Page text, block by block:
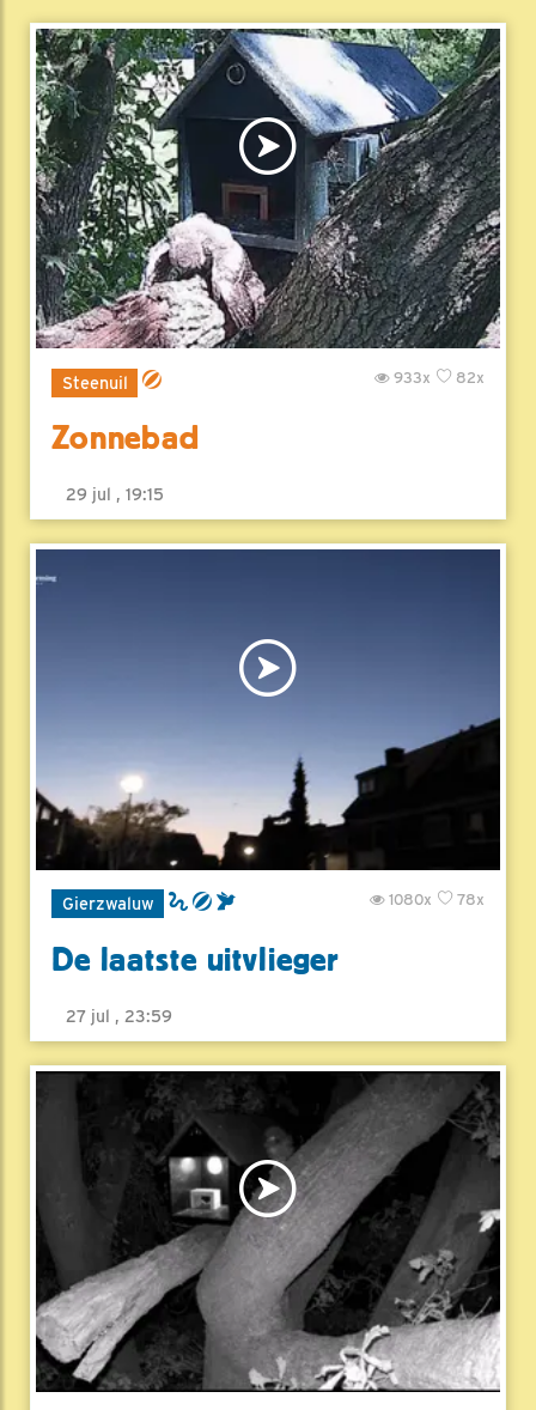
Steenuil 82x
933x
Zonnebad
29 jul , 19:15
Gierzwaluw 78x
1080x
De laatste uitvlieger
27 jul , 23:59